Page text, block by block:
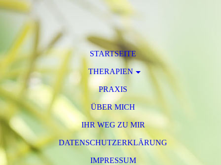
STARTSEITE
THERAPIEN
PRAXIS
ÜBER MICH
IHR WEG ZU MIR
DATENSCHUTZERKLÄRUNG
IMPRESSUM